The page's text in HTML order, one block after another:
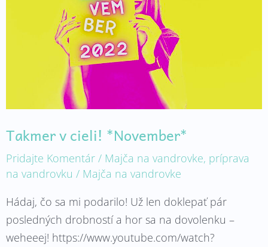
Takmer v cieli! *November*
Pridajte Komentár / Majča na vandrovke, príprava
na vandrovku / Majča na vandrovke
Hádaj, čo sa mi podarilo! Už len doklepať pár
posledných drobností a hor sa na dovolenku –
weheeej! https://www.youtube.com/watch?